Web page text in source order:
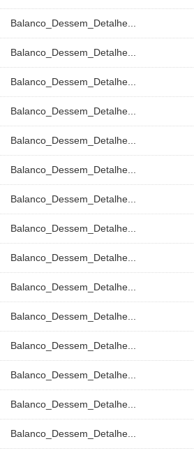
Balanco_Dessem_Detalhe...
Balanco_Dessem_Detalhe...
Balanco_Dessem_Detalhe...
Balanco_Dessem_Detalhe...
Balanco_Dessem_Detalhe...
Balanco_Dessem_Detalhe...
Balanco_Dessem_Detalhe...
Balanco_Dessem_Detalhe...
Balanco_Dessem_Detalhe...
Balanco_Dessem_Detalhe...
Balanco_Dessem_Detalhe...
Balanco_Dessem_Detalhe...
Balanco_Dessem_Detalhe...
Balanco_Dessem_Detalhe...
Balanco_Dessem_Detalhe...